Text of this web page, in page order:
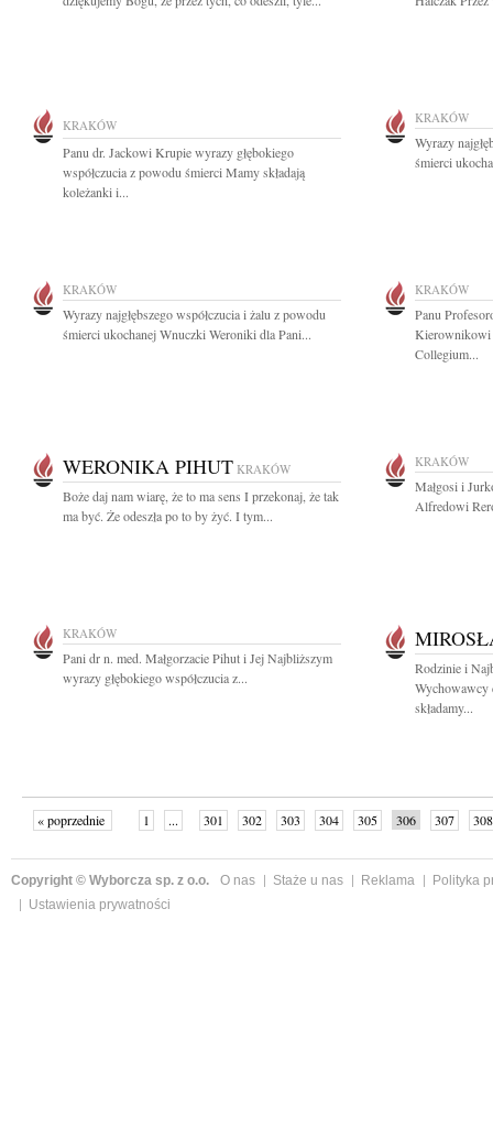
KRAKÓW
Panu dr. Jackowi Krupie wyrazy głębokiego
współczucia z powodu śmierci Mamy składają
koleżanki i...
KRAKÓW
Wyrazy
śmierci
KRAKÓW
Wyrazy najgłębszego współczucia i żalu z powodu
śmierci ukochanej Wnuczki Weroniki dla Pani...
KRAKÓW
Panu
Kierownikowi
Collegium...
WERONIKA PIHUT KRAKÓW
Boże daj nam wiarę, że to ma sens I przekonaj, że tak
ma być. Że odeszła po to by żyć. I tym...
KRAKÓW
Małgosi i
Alfredowi
KRAKÓW
Pani dr n. med. Małgorzacie Pihut i Jej Najbliższym
wyrazy głębokiego współczucia z...
Rodzinie i
Wychowawcy
składamy...
« poprzednie 1 ... 301 302 303 304 305 306 307
308
Copyright © Wyborcza sp. z o.o. O nas Staże u nas Reklama
Polityka
Ustawienia prywatności